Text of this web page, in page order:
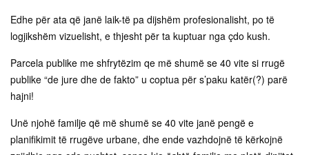
Edhe për ata që janë laik-të pa dijshëm profesionalisht, po të
logjikshëm vizuelisht, e thjesht për ta kuptuar nga çdo kush.
Parcela publike me shfrytëzim qe më shumë se 40 vite si rrugë
publike “de jure dhe de fakto” u coptua për s’paku katër(?) parë
hajni!
Unë njohë familje që më shumë se 40 vite janë pengë e
planifikimit të rrugëve urbane, dhe ende vazhdojnë të kërkojnë